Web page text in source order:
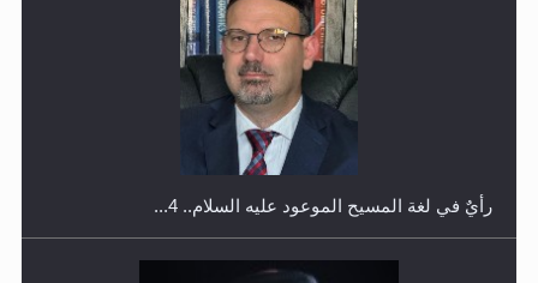
اليوم الوطني الرياضي لمجلس أنصار الله في هولندا
رأيٌ في لغة المسيح الموعود عليه السلام.. 4...